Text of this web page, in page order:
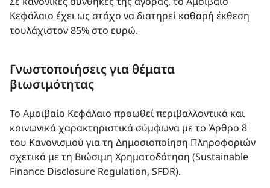
Kεφάλαιo έχει ως στόχο να διατηρεί καθαρή έκθεση
τουλάχιστον 85% στο ευρώ.
Γνωστοποιήσεις για θέματα
βιωσιμότητας
Το Αμοιβαίο Κεφάλαιο προωθεί περιβαλλοντικά και
κοινωνικά χαρακτηριστικά σύμφωνα με το Άρθρο 8
του Κανονισμού για τη Δημοσιοποίηση Πληροφοριών
σχετικά με τη Βιώσιμη Χρηματοδότηση (Sustainable
Finance Disclosure Regulation, SFDR).